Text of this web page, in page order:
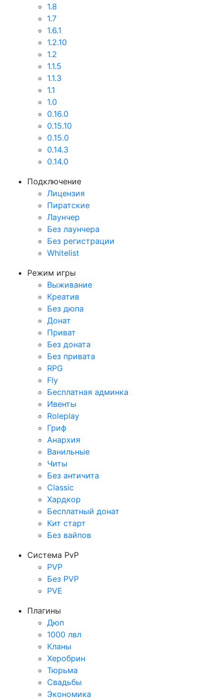
1.8
1.7
1.6.1
1.2.10
1.2
1.1.5
1.1.3
1.1
1.0
0.16.0
0.15.10
0.15.0
0.14.3
0.14.0
Подключение
Лицензия
Пиратские
Лаунчер
Без лаунчера
Без регистрации
Whitelist
Режим игры
Выживание
Креатив
Без дюпа
Донат
Приват
Без доната
Без привата
RPG
Fly
Бесплатная админка
Ивенты
Roleplay
Гриф
Анархия
Ванильные
Читы
Без античита
Classic
Хардкор
Бесплатный донат
Кит старт
Без вайпов
Система PvP
PVP
Без PVP
PVE
Плагины
Дюп
1000 лвл
Кланы
Херобрин
Тюрьма
Свадьбы
Экономика